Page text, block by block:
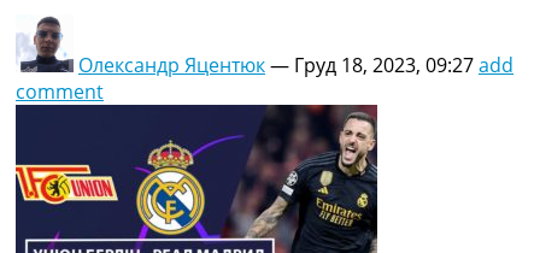
Олександр Яцентюк— Груд 18, 2023, 09:27add
comment